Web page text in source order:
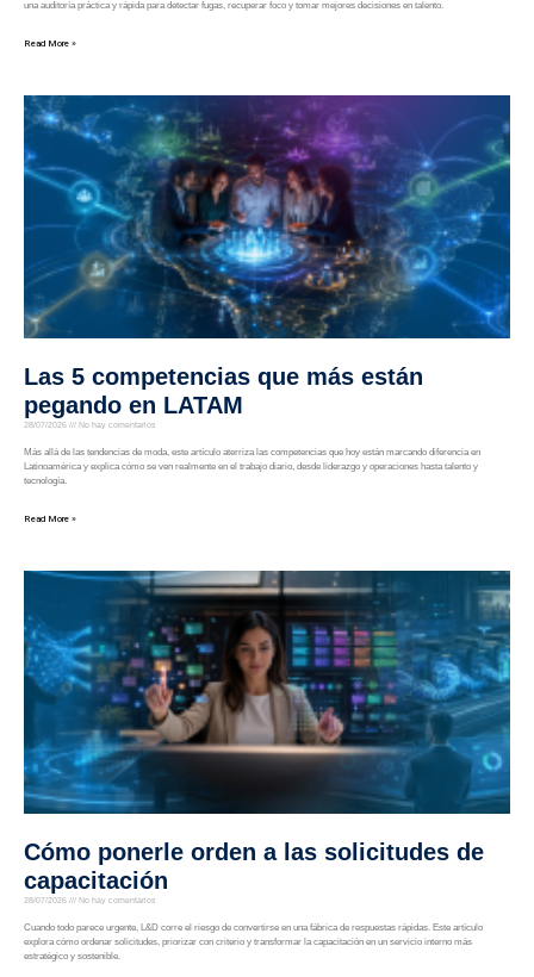
una auditoría práctica y rápida para detectar fugas, recuperar foco y tomar mejores decisiones en talento.
Read More »
Las 5 competencias que más están
pegando en LATAM
28/07/2026 No hay comentarios
Más allá de las tendencias de moda, este artículo aterriza las competencias que hoy están marcando diferencia en
Latinoamérica y explica cómo se ven realmente en el trabajo diario, desde liderazgo y operaciones hasta talento y
tecnología.
Read More »
Cómo ponerle orden a las solicitudes de
capacitación
28/07/2026 No hay comentarios
Cuando todo parece urgente, L&D corre el riesgo de convertirse en una fábrica de respuestas rápidas. Este artículo
explora cómo ordenar solicitudes, priorizar con criterio y transformar la capacitación en un servicio interno más
estratégico y sostenible.